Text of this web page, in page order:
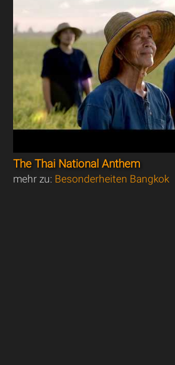
The Thai National Anthem
mehr zu: Besonderheiten Bangkok